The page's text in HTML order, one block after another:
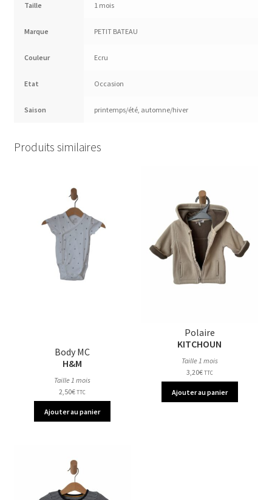
Taille 1 mois
Marque PETIT BATEAU
Couleur Ecru
Etat Occasion
Saison printemps/été, automne/hiver
Produits similaires
Body MC
H&M
Taille 1 mois
2,50€ TTC
Ajouter au panier
Polaire
KITCHOUN
Taille 1 mois
3,20€ TTC
Ajouter au panier